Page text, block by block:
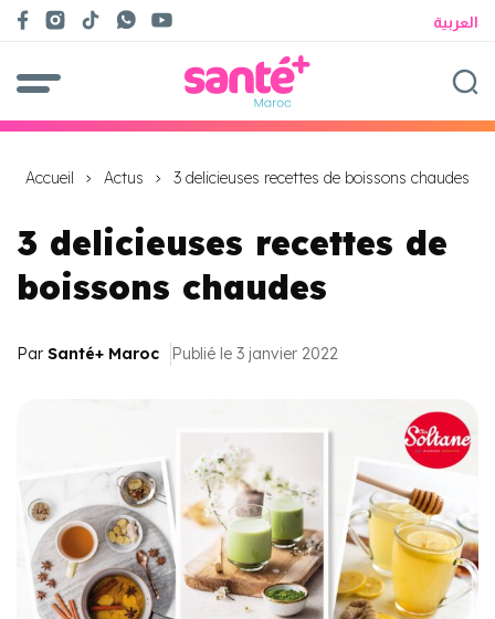
العربية
Accueil Actus 3 delicieuses recettes de boissons chaudes
3 delicieuses recettes de
boissons chaudes
Par Santé+ Maroc Publié le 3 janvier 2022